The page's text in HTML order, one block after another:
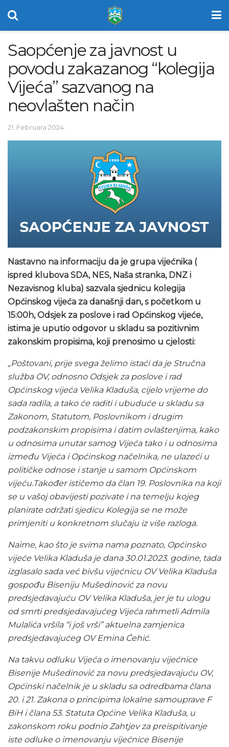
Saopćenje za javnost u
povodu zakazanog “kolegija
Vijeća” sazvanog na
neovlašten način
21. Februara 2024.
Nastavno na informaciju da je grupa vijećnika (
ispred klubova SDA, NES, Naša stranka, DNZ i
Nezavisnog kluba) sazvala sjednicu kolegija
Općinskog vijeća za današnji dan, s početkom u
15:00h, Odsjek za poslove i rad Općinskog vijeće,
istima je uputio odgovor u skladu sa pozitivnim
zakonskim propisima, koji prenosimo u cjelosti:
„Poštovani, prije svega želimo istaći da je Stručna
služba OV, odnosno Odsjek za poslove i rad
Općinskog vijeća Velika Kladuša, cijelo vrijeme do
sada radila, a tako će raditi i ubuduće u skladu sa
Zakonom, Statutom, Poslovnikom i drugim
podzakonskim propisima i datim ovlaštenjima, kako
u odnosima unutar samog Vijeća tako i u odnosima
između Vijeća i Općinskog načelnika, ne ulazeći u
političke odnose i stanje u samom Općinskom
vijeću.Također ističemo da član 19. Poslovnika na koji
se u vašoj obavijesti pozivate i na temelju kojeg
planirate održati sjedicu Kolegija se ne može
primjeniti u konkretnom slučaju iz više razloga.
Naime, kao što je svima nama poznato, Općinsko
vijeće Velika Kladuša je dana 30.01.2023. godine, tada
izglasalo sada već bivšu vijećnicu OV Velika Kladuša
gospođu Biseniju Mušedinović za novu
predsjedavajuću OV Velika Kladuša, jer je tu ulogu
od smrti predsjedavajućeg Vijeća rahmetli Admila
Mulalića vršila “i još vrši” aktuelna zamjenica
predsjedavajućeg OV Emina Ćehić.
Na takvu odluku Vijeća o imenovanju vijećnice
Bisenije Mušedinović za novu predsjedavajuću OV,
Općinski načelnik je u skladu sa odredbama člana
20. i 21. Zakona o principima lokalne samouprave F
BiH i člana 53. Statuta Općine Velika Kladuša, u
zakonskom roku podnio Zahtjev za preispitivanje
iste odluke o imenovanju vijećnice Bisenije